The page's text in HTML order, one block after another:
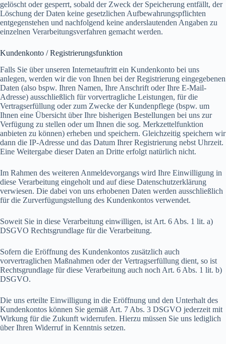
gelöscht oder gesperrt, sobald der Zweck der Speicherung entfällt, der
Löschung der Daten keine gesetzlichen Aufbewahrungspflichten
entgegenstehen und nachfolgend keine anderslautenden Angaben zu
einzelnen Verarbeitungsverfahren gemacht werden.
Kundenkonto / Registrierungsfunktion
Falls Sie über unseren Internetauftritt ein Kundenkonto bei uns
anlegen, werden wir die von Ihnen bei der Registrierung eingegebenen
Daten (also bspw. Ihren Namen, Ihre Anschrift oder Ihre E-Mail-
Adresse) ausschließlich für vorvertragliche Leistungen, für die
Vertragserfüllung oder zum Zwecke der Kundenpflege (bspw. um
Ihnen eine Übersicht über Ihre bisherigen Bestellungen bei uns zur
Verfügung zu stellen oder um Ihnen die sog. Merkzettelfunktion
anbieten zu können) erheben und speichern. Gleichzeitig speichern wir
dann die IP-Adresse und das Datum Ihrer Registrierung nebst Uhrzeit.
Eine Weitergabe dieser Daten an Dritte erfolgt natürlich nicht.
Im Rahmen des weiteren Anmeldevorgangs wird Ihre Einwilligung in
diese Verarbeitung eingeholt und auf diese Datenschutzerklärung
verwiesen. Die dabei von uns erhobenen Daten werden ausschließlich
für die Zurverfügungstellung des Kundenkontos verwendet.
Soweit Sie in diese Verarbeitung einwilligen, ist Art. 6 Abs. 1 lit. a)
DSGVO Rechtsgrundlage für die Verarbeitung.
Sofern die Eröffnung des Kundenkontos zusätzlich auch
vorvertraglichen Maßnahmen oder der Vertragserfüllung dient, so ist
Rechtsgrundlage für diese Verarbeitung auch noch Art. 6 Abs. 1 lit. b)
DSGVO.
Die uns erteilte Einwilligung in die Eröffnung und den Unterhalt des
Kundenkontos können Sie gemäß Art. 7 Abs. 3 DSGVO jederzeit mit
Wirkung für die Zukunft widerrufen. Hierzu müssen Sie uns lediglich
über Ihren Widerruf in Kenntnis setzen.